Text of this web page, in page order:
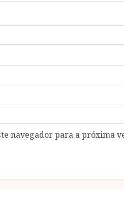
navegador para a próxima